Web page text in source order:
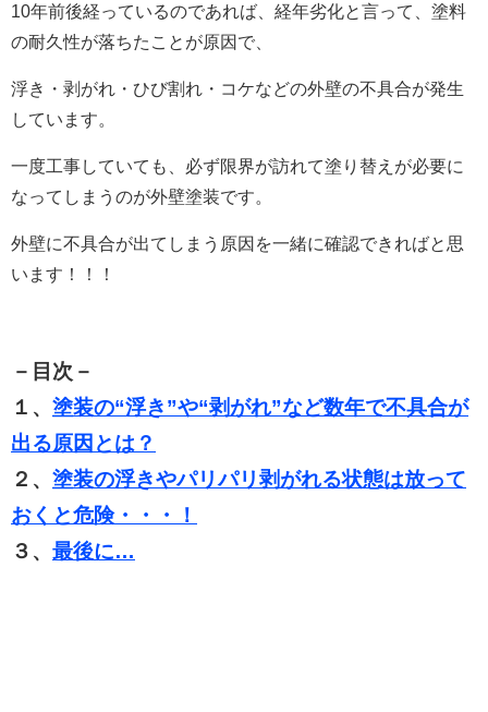
10年前後経っているのであれば、経年劣化と言って、塗料
の耐久性が落ちたことが原因で、
浮き・剥がれ・ひび割れ・コケなどの外壁の不具合が発生
しています。
一度工事していても、必ず限界が訪れて塗り替えが必要に
なってしまうのが外壁塗装です。
外壁に不具合が出てしまう原因を一緒に確認できればと思
います！！！
－目次－
１、 塗装の“浮き”や“剥がれ”など数年で不具合が
出る原因とは？
２、 塗装の浮きやパリパリ剥がれる状態は放って
おくと危険・・・！
３、 最後に…